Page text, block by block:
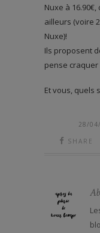
Nuxe à
ailleurs (voire
Nuxe)!
Ils proposent
pense
Et vous, quels
28/
SHARE